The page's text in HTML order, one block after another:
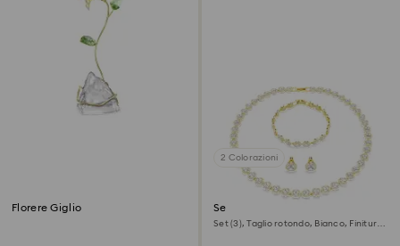
Florere Giglio
2 Colorazioni
Set Una Angelic
Set (3), Taglio rotondo, Bianco, Finitura